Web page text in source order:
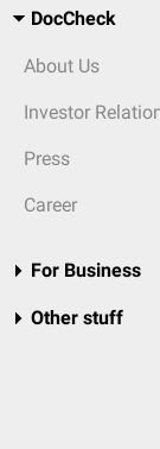
DocCheck
About Us
Investor
Press
Career
For Business
Other stuff